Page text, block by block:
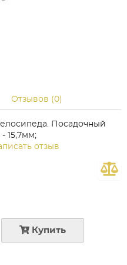
Отзывов (0)
Посадочный
15,7мм;
отзыв
Купить